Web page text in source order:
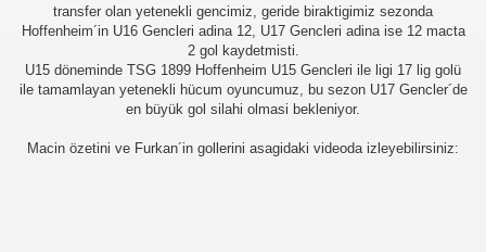
transfer olan yetenekli gencimiz, geride biraktigimiz sezonda
Hoffenheim´in U16 Gencleri adina 12, U17 Gencleri adina ise 12 macta
2 gol kaydetmisti.
U15 döneminde TSG 1899 Hoffenheim U15 Gencleri ile ligi 17 lig golü
ile tamamlayan yetenekli hücum oyuncumuz, bu sezon U17 Gencler´de
en büyük gol silahi olmasi bekleniyor.
Macin özetini ve Furkan´in gollerini asagidaki videoda izleyebilirsiniz: